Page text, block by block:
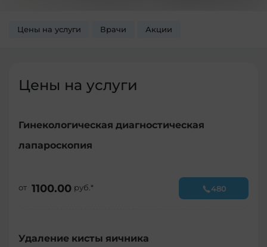
Цены на услуги Врачи Акции
Цены на услуги
Гинекологическая диагностическая
лапароскопия
от 1100.00 руб.* 480
Удаление кисты яичника